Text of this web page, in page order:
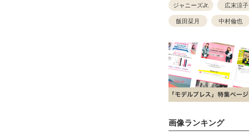
ジャニーズJr. 広末涼子
飯田栞月
中村倫也
画像ランキング